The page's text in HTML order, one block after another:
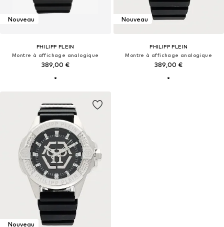
Nouveau
PHILIPP PLEIN
Montre à affichage analogique
389,00 €
Nouveau
PHILIPP PLEIN
Montre à affichage analogique
389,00 €
Nouveau